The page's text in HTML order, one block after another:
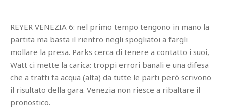
REYER VENEZIA 6: nel primo tempo tengono in mano la
partita ma basta il rientro negli spogliatoi a fargli
mollare la presa. Parks cerca di tenere a contatto i suoi,
Watt ci mette la carica: troppi errori banali e una difesa
che a tratti fa acqua (alta) da tutte le parti però scrivono
il risultato della gara. Venezia non riesce a ribaltare il
pronostico.